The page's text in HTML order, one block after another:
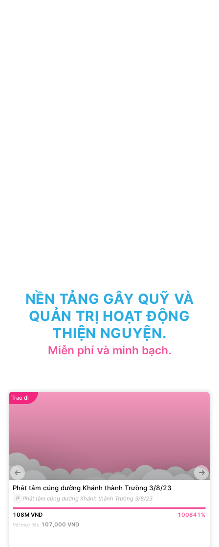
NỀN TẢNG GÂY QUỸ VÀ
QUẢN TRỊ HOẠT ĐỘNG
THIỆN NGUYỆN.
Miễn phí và minh bạch.
Trao đi
Phát tâm cúng dường Khánh thành Trường 3/8/23
P Phát tâm cúng dường Khánh thành Trường 3/8/23
108M VND 100841 %
Với mục tiêu 107,000 VND